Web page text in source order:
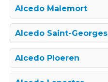
Alcedo Malemort
Alcedo Saint-Georges
Alcedo Ploeren